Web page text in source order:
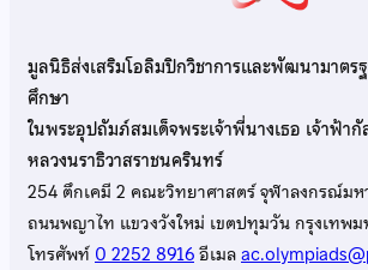
มูลนิธิส่งเสริมโอลิมปิกวิชาการและพัฒนามาตร
ศึกษา
ในพระอุปถัมภ์สมเด็จพระเจ้าพี่นางเธอ เจ้าฟ้
หลวงนราธิวาสราชนครินทร์
254 ตึกเคมี 2 คณะวิทยาศาสตร์ จุฬาลงกรณ์ม
ถนนพญาไท แขวงวังใหม่ เขตปทุมวัน กรุงเทพ
โทรศัพท์0 2252 8916อีเมล